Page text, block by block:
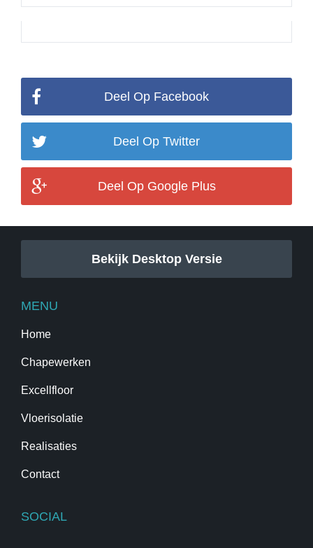
Deel Op Facebook
Deel Op Twitter
Deel Op Google Plus
Bekijk Desktop Versie
MENU
Home
Chapewerken
Excellfloor
Vloerisolatie
Realisaties
Contact
SOCIAL